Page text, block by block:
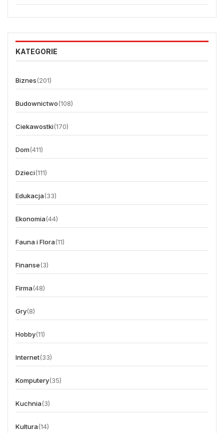
KATEGORIE
Biznes(201)
Budownictwo(108)
Ciekawostki(170)
Dom(411)
Dzieci(111)
Edukacja(33)
Ekonomia(44)
Fauna i Flora(11)
Finanse(3)
Firma(48)
Gry(8)
Hobby(11)
Internet(33)
Komputery(35)
Kuchnia(3)
Kultura(14)